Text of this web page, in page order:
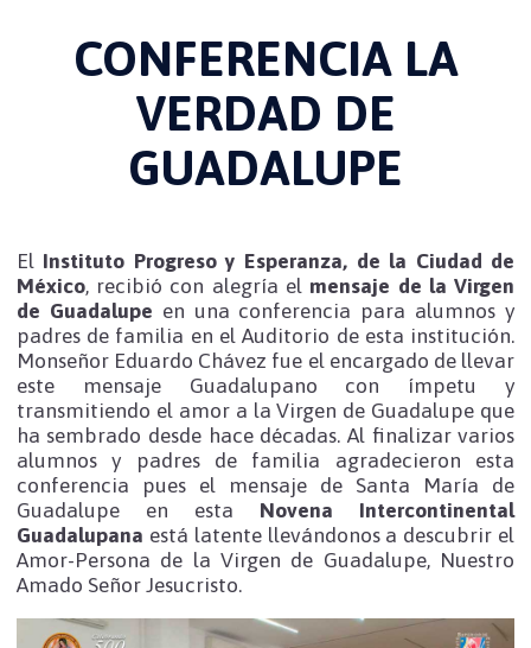
CONFERENCIA LA
VERDAD DE
GUADALUPE
El Instituto Progreso y Esperanza, de la Ciudad de
México, recibió con alegría el mensaje de la Virgen
de Guadalupe en una conferencia para alumnos y
padres de familia en el Auditorio de esta institución.
Monseñor Eduardo Chávez fue el encargado de llevar
este mensaje Guadalupano con ímpetu y
transmitiendo el amor a la Virgen de Guadalupe que
ha sembrado desde hace décadas. Al finalizar varios
alumnos y padres de familia agradecieron esta
conferencia pues el mensaje de Santa María de
Guadalupe en esta Novena Intercontinental
Guadalupana está latente llevándonos a descubrir el
Amor-Persona de la Virgen de Guadalupe, Nuestro
Amado Señor Jesucristo.